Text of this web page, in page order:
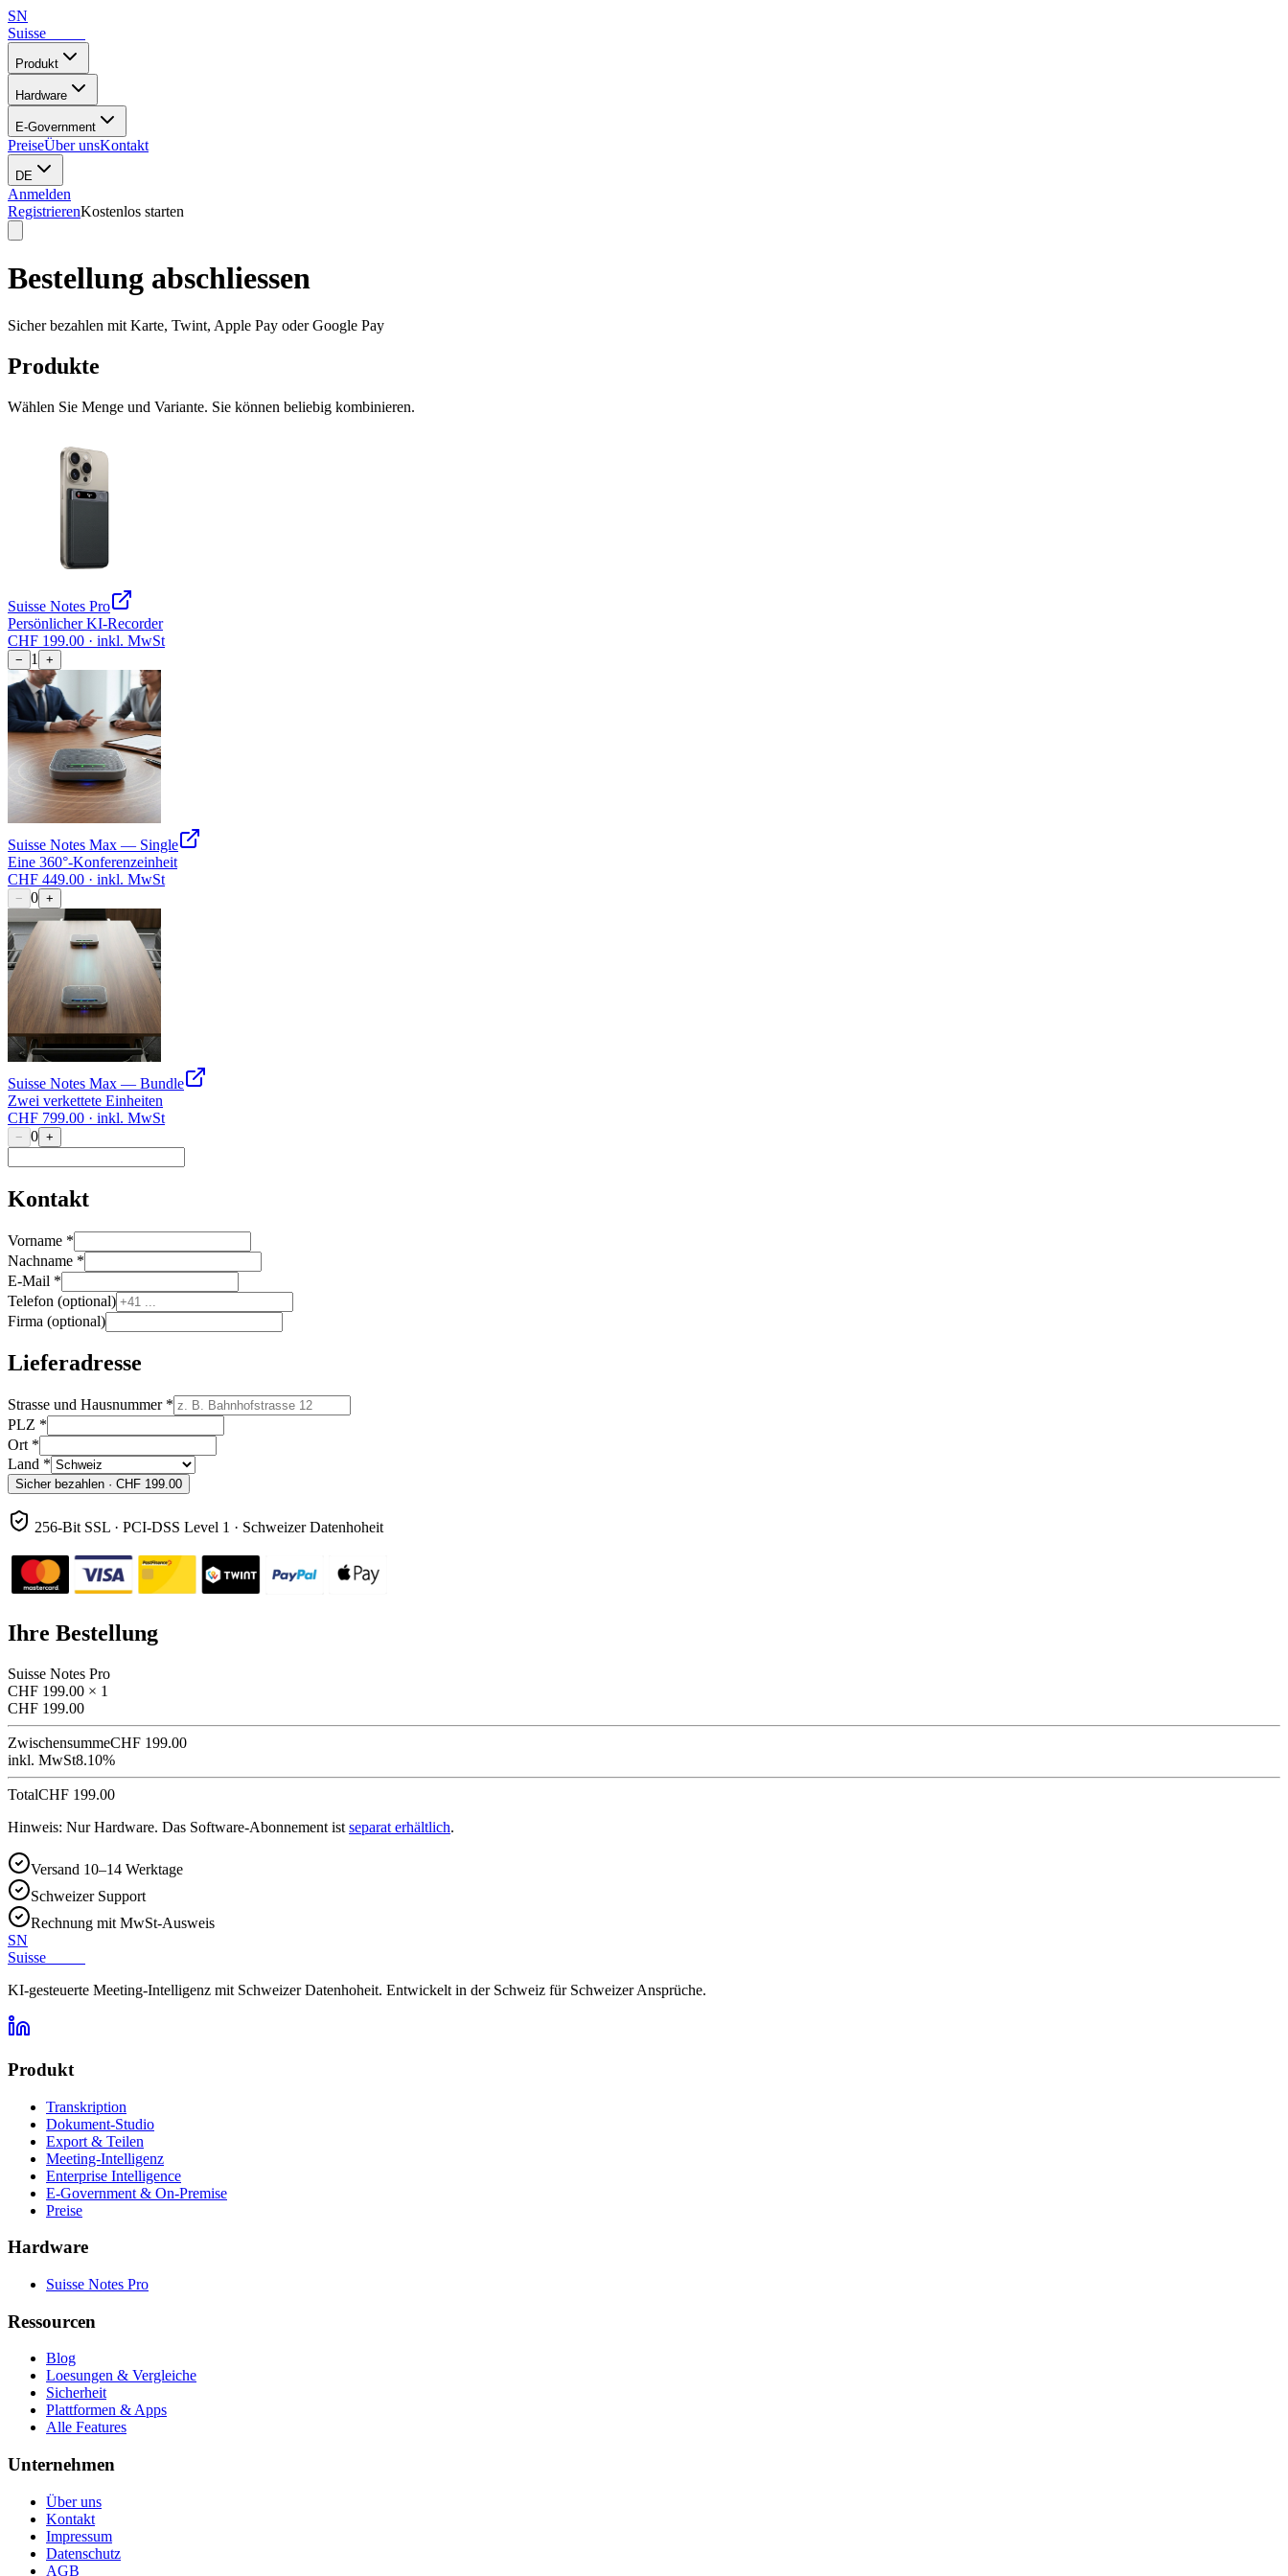
SN
Suisse
Produkt
Hardware
E-Government
PreiseÜber unsKontakt
DE
Anmelden
RegistrierenKostenlos starten
Bestellung abschliessen
Sicher bezahlen mit Karte, Twint, Apple Pay oder Google Pay
Produkte
Wählen Sie Menge und Variante. Sie können beliebig kombinieren.
Suisse Notes Pro
Persönlicher KI-Recorder
CHF 199.00 · inkl. MwSt
− 1 +
Suisse Notes Max — Single
Eine 360°-Konferenzeinheit
CHF 449.00 · inkl. MwSt
− 0 +
Suisse Notes Max — Bundle
Zwei verkettete Einheiten
CHF 799.00 · inkl. MwSt
− 0 +
Kontakt
Vorname *
Nachname *
E-Mail *
Telefon (optional)
Firma (optional)
Lieferadresse
Strasse und Hausnummer*
PLZ *
Ort *
Land *
Sicher bezahlen · CHF 199.00
256-Bit SSL · PCI-DSS Level 1 · Schweizer Datenhoheit
Ihre Bestellung
Suisse Notes Pro
CHF 199.00 × 1
CHF 199.00
ZwischensummeCHF 199.00
inkl. MwSt8.10%
TotalCHF 199.00
Hinweis: Nur Hardware. Das Software-Abonnement ist separat erhältlich.
Versand 10–14 Werktage
Schweizer Support
Rechnung mit MwSt-Ausweis
SN
Suisse
KI-gesteuerte Meeting-Intelligenz mit Schweizer Datenhoheit. Entwickelt in der Schweiz für Schweizer Ansprüche.
Produkt
Transkription
Dokument-Studio
Export & Teilen
Meeting-Intelligenz
Enterprise Intelligence
E-Government & On-Premise
Preise
Hardware
Suisse Notes Pro
Ressourcen
Blog
Loesungen & Vergleiche
Sicherheit
Plattformen & Apps
Alle Features
Unternehmen
Über uns
Kontakt
Impressum
Datenschutz
AGB